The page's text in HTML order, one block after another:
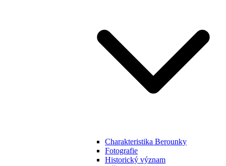
Charakteristika Berounky
Fotografie
Historický význam